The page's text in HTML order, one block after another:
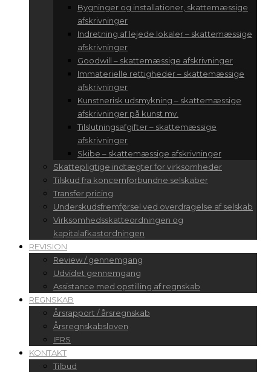
Bygninger og installationer, skattemæssige
afskrivninger
Indretning af lejede lokaler – skattemæssige
afskrivninger
Goodwill – skattemæssige afskrivninger
Immaterielle rettigheder – skattemæssige
afskrivninger
Kunstnerisk udsmykning – skattemæssige
afskrivninger på kunst mv.
Tilslutningsafgifter – skattemæssige
afskrivninger
Skibe – skattemæssige afskrivninger
Skattepligtige indtægter for virksomheder
Tilskud fra koncernforbundne selskaber
Transfer pricing
Underskudsfremførsel ved overdragelse af selskab
Virksomhedsskatteordningen og
kapitalafkastordningen
REVISION
Review / gennemgang
Udvidet gennemgang
Assistance med opstilling af regnskab
REGNSKAB
Årsrapport / årsregnskab
Årsregnskabsloven
IFRS
KONTAKT
Tilbud